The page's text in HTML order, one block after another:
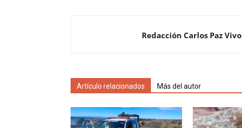
Redacción Carlos Paz Vivo
Artículo relacionados Más del autor